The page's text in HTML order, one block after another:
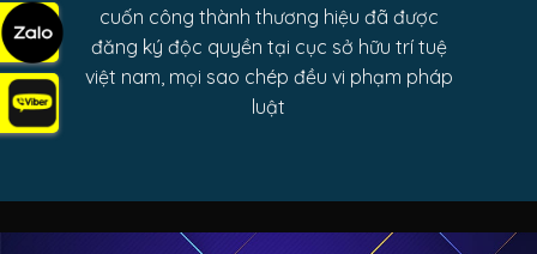
cuốn công thành thương hiệu đã được
đăng ký độc quyền tại cục sở hữu trí tuệ
việt nam, mọi sao chép đều vi phạm pháp
luật